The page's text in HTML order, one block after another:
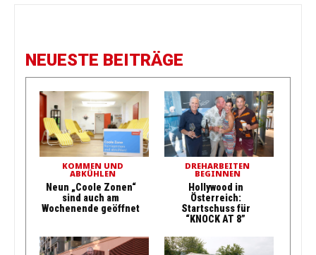
NEUESTE BEITRÄGE
KOMMEN UND
ABKÜHLEN
Neun „Coole Zonen“
sind auch am
Wochenende geöffnet
DREHARBEITEN
BEGINNEN
Hollywood in
Österreich:
Startschuss für
“KNOCK AT 8”